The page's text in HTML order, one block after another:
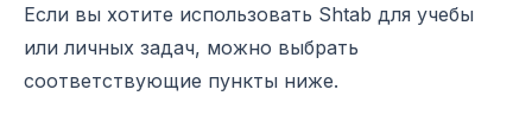
Если вы хотите использовать Shtab для учебы
или личных задач, можно выбрать
соответствующие пункты ниже.